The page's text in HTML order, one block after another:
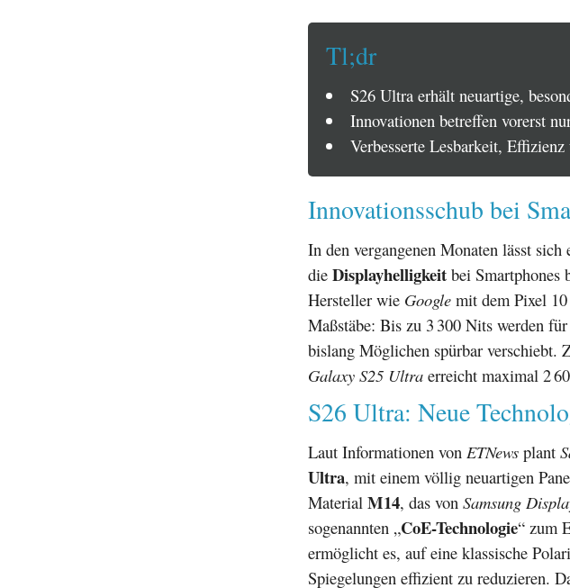
Tl;dr
S26 Ultra erhält neuartige,
Innovationen betreffen vorerst
Verbesserte Lesbarkeit,
Innovationsschub bei
In den vergangenen Monaten lässt
die Displayhelligkeit bei Smartphones
Hersteller wie Google mit dem Pixel
Maßstäbe: Bis zu 3 300 Nits werden
bislang Möglichen spürbar verschiebt.
Galaxy S25 Ultra erreicht maximal 2
S26 Ultra: Neue
Laut Informationen von ETNews plant
Ultra, mit einem völlig neuartigen
Material M14, das von Samsung
sogenannten „CoE-Technologie“ zum
ermöglicht es, auf eine klassische
Spiegelungen effizient zu reduzieren.